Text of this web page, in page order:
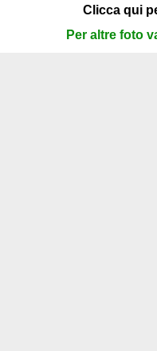
Clicca qui
Per altre foto